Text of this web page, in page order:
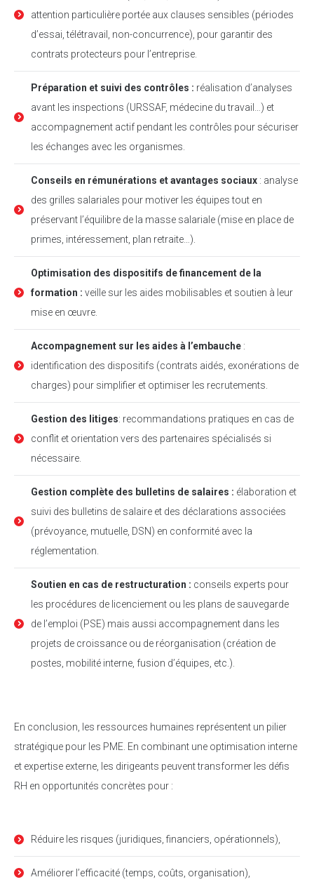
attention particulière portée aux clauses sensibles (périodes
d’essai, télétravail, non-concurrence), pour garantir des
contrats protecteurs pour l’entreprise.
Préparation et suivi des contrôles : réalisation d’analyses
avant les inspections (URSSAF, médecine du travail…) et
accompagnement actif pendant les contrôles pour sécuriser
les échanges avec les organismes.
Conseils en rémunérations et avantages sociaux : analyse
des grilles salariales pour motiver les équipes tout en
préservant l’équilibre de la masse salariale (mise en place de
primes, intéressement, plan retraite…).
Optimisation des dispositifs de financement de la
formation : veille sur les aides mobilisables et soutien à leur
mise en œuvre.
Accompagnement sur les aides à l’embauche :
identification des dispositifs (contrats aidés, exonérations de
charges) pour simplifier et optimiser les recrutements.
Gestion des litiges: recommandations pratiques en cas de
conflit et orientation vers des partenaires spécialisés si
nécessaire.
Gestion complète des bulletins de salaires : élaboration et
suivi des bulletins de salaire et des déclarations associées
(prévoyance, mutuelle, DSN) en conformité avec la
réglementation.
Soutien en cas de restructuration : conseils experts pour
les procédures de licenciement ou les plans de sauvegarde
de l’emploi (PSE) mais aussi accompagnement dans les
projets de croissance ou de réorganisation (création de
postes, mobilité interne, fusion d’équipes, etc.).
En conclusion, les ressources humaines représentent un pilier
stratégique pour les PME. En combinant une optimisation interne
et expertise externe, les dirigeants peuvent transformer les défis
RH en opportunités concrètes pour :
Réduire les risques (juridiques, financiers, opérationnels),
Améliorer l’efficacité (temps, coûts, organisation),